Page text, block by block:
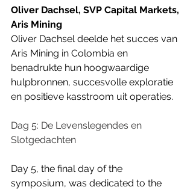
Oliver Dachsel, SVP Capital Markets,
Aris Mining
Oliver Dachsel deelde het succes van
Aris Mining in Colombia en
benadrukte hun hoogwaardige
hulpbronnen, succesvolle exploratie
en positieve kasstroom uit operaties.
Dag 5: De Levenslegendes en
Slotgedachten
Day 5, the final day of the
symposium, was dedicated to the